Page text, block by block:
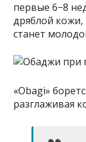
первые 6−8
дряблой
станет
«Obagi»
разглаживая